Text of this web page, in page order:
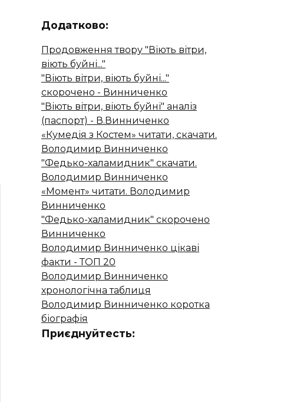
Додатково:
Продовження твору "Віють вітри,
віють буйні..."
"Віють вітри, віють буйні..."
скорочено - Винниченко
"Віють вітри, віють буйні" аналіз
(паспорт) - В.Винниченко
«Кумедія з Костем» читати, скачати.
Володимир Винниченко
"Федько-халамидник" скачати.
Володимир Винниченко
«Момент» читати. Володимир
Винниченко
"Федько-халамидник" скорочено
Винниченко
Володимир Винниченко цікаві
факти - ТОП 20
Володимир Винниченко
хронологічна таблиця
Володимир Винниченко коротка
біографія
Приєднуйтесть: